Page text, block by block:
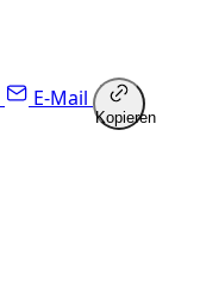
E-Mail
Kopieren